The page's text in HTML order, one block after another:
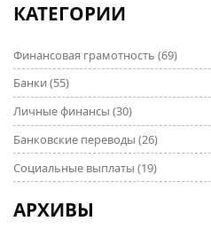
КАТЕГОРИИ
Финансовая грамотность (69)
Банки (55)
Личные финансы (30)
Банковские переводы (26)
Социальные выплаты (19)
АРХИВЫ